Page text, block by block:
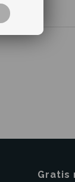
Gratis